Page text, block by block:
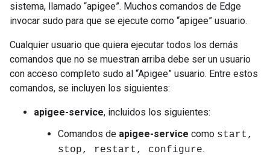
sistema, llamado “apigee”. Muchos comandos de Edge
invocar sudo para que se ejecute como “apigee” usuario.
Cualquier usuario que quiera ejecutar todos los demás
comandos que no se muestran arriba debe ser un usuario
con acceso completo sudo al “Apigee” usuario. Entre estos
comandos, se incluyen los siguientes:
apigee-service, incluidos los siguientes:
Comandos de apigee-service como start,
stop, restart, configure.